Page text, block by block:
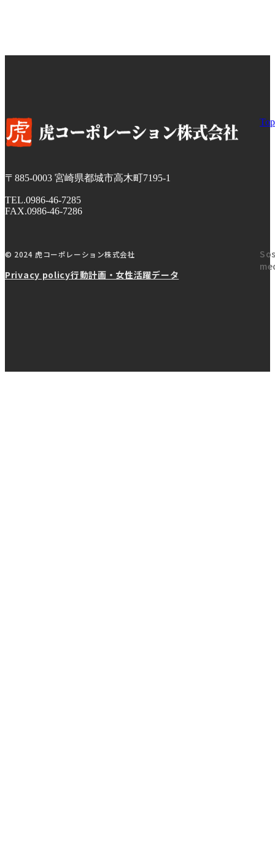
〒885-0003 宮崎県都城市高木町7195-1
TEL.0986-46-7285
FAX.0986-46-7286
Top
Privacy policy行動計画・女性活躍データ
© 2024 虎コーポレーション株式会社